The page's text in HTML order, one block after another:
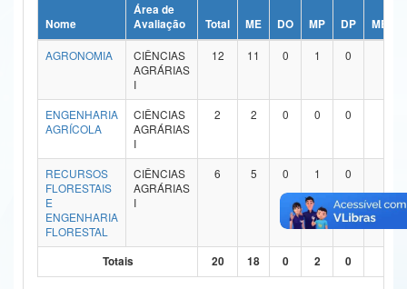
Ministério da Ciência, Tecnologia, Inovações e Comunicações
Ministério do Meio Ambiente
Ministério do Desenvolvimento Regional
Controladoria-Geral da União
Ministério da Mulher, da Família e dos Direitos Humanos
Secretaria-Geral
Secretaria de Governo
Nome
Área de
Avaliação
Total ME DO MP DP
ME/DO
AGRONOMIA
CIÊNCIAS
AGRÁRIAS
I
12 11 0 1 0
ENGENHARIA
AGRÍCOLA
CIÊNCIAS
AGRÁRIAS
I
2 2 0 0 0
RECURSOS
FLORESTAIS
E
ENGENHARIA
FLORESTAL
CIÊNCIAS
AGRÁRIAS
I
6 5 0 1 0
Totais 20 18 0 2 0